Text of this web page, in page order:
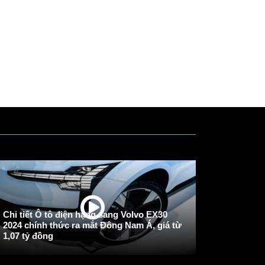
Chi tiết Ô tô điện hạng sang Volvo EX30
2024 chính thức ra mắt Đông Nam Á, giá từ
1,07 tỷ đồng